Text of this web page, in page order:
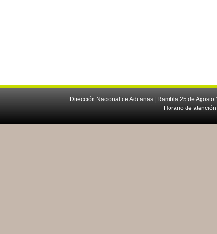
Dirección Nacional de Aduanas | Rambla 25 de
Horario de